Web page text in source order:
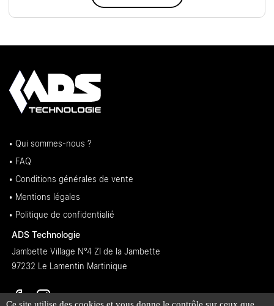
• Qui sommes-nous ?
• FAQ
• Conditions générales de vente
• Mentions légales
• Politique de confidentialié
ADS Technologie
Jambette Village N°4 ZI de la Jambette
97232 Le Lamentin Martinique